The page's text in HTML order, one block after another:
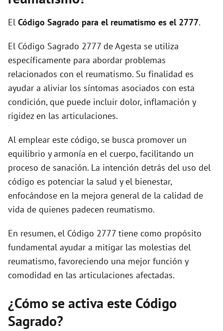
e
o
El Código Sagrado para el reumatismo es el 2777.
El Código Sagrado 2777 de Agesta se utiliza
específicamente para abordar problemas
relacionados con el reumatismo. Su finalidad es
ayudar a aliviar los síntomas asociados con esta
condición, que puede incluir dolor, inflamación y
rigidez en las articulaciones.
Al emplear este código, se busca promover un
equilibrio y armonía en el cuerpo, facilitando un
proceso de sanación. La intención detrás del uso del
código es potenciar la salud y el bienestar,
enfocándose en la mejora general de la calidad de
vida de quienes padecen reumatismo.
En resumen, el Código 2777 tiene como propósito
fundamental ayudar a mitigar las molestias del
reumatismo, favoreciendo una mejor función y
comodidad en las articulaciones afectadas.
¿Cómo se activa este Código
Sagrado?